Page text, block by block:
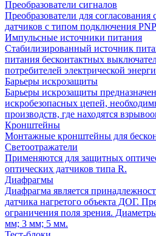
Преобразователи сигналов
Преобразователи для
датчиков с типом подключения
Импульсные источники питания
Стабилизированный источник
питания бесконтактных
потребителей электрической
Барьеры искрозащиты
Барьеры искрозащиты
искробезопасных цепей,
производств, где находятся
Кронштейны
Монтажные кронштейны для
Светоотражатели
Применяются для защитных
оптических датчиков типа R.
Диафрагмы
Диафрагма является
датчика нагретого объекта ДОГ.
ограничения поля зрения.
мм; 3 мм; 5 мм.